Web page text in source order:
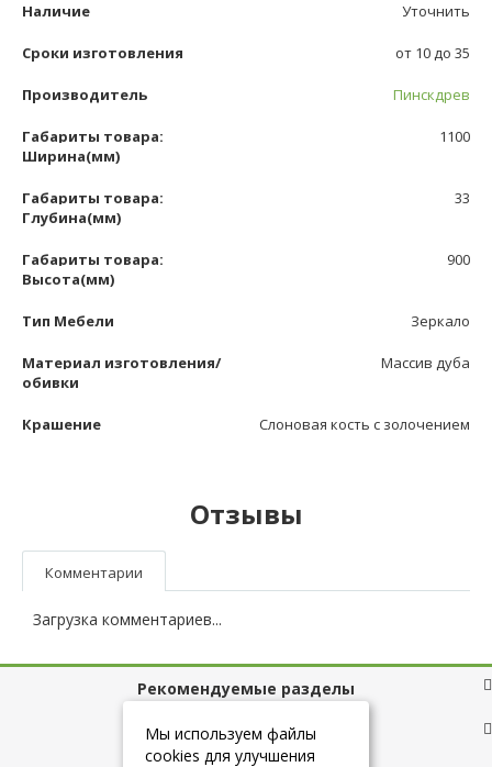
Наличие Уточнить
Сроки изготовления от 10 до 35
Производитель Пинскдрев
Габариты товара:
Ширина(мм)
1100
Габариты товара:
Глубина(мм)
33
Габариты товара:
Высота(мм)
900
Тип Мебели Зеркало
Материал изготовления/
обивки
Массив дуба
Крашение Слоновая кость с золочением
Отзывы
Комментарии
Загрузка комментариев...
Рекомендуемые разделы
Полезные ссылки
Мы используем файлы
cookies для улучшения